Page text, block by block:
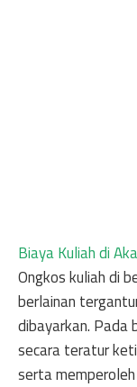
Biaya Kuliah di
Ongkos kuliah di
berlainan
dibayarkan. Pada
secara teratur
serta